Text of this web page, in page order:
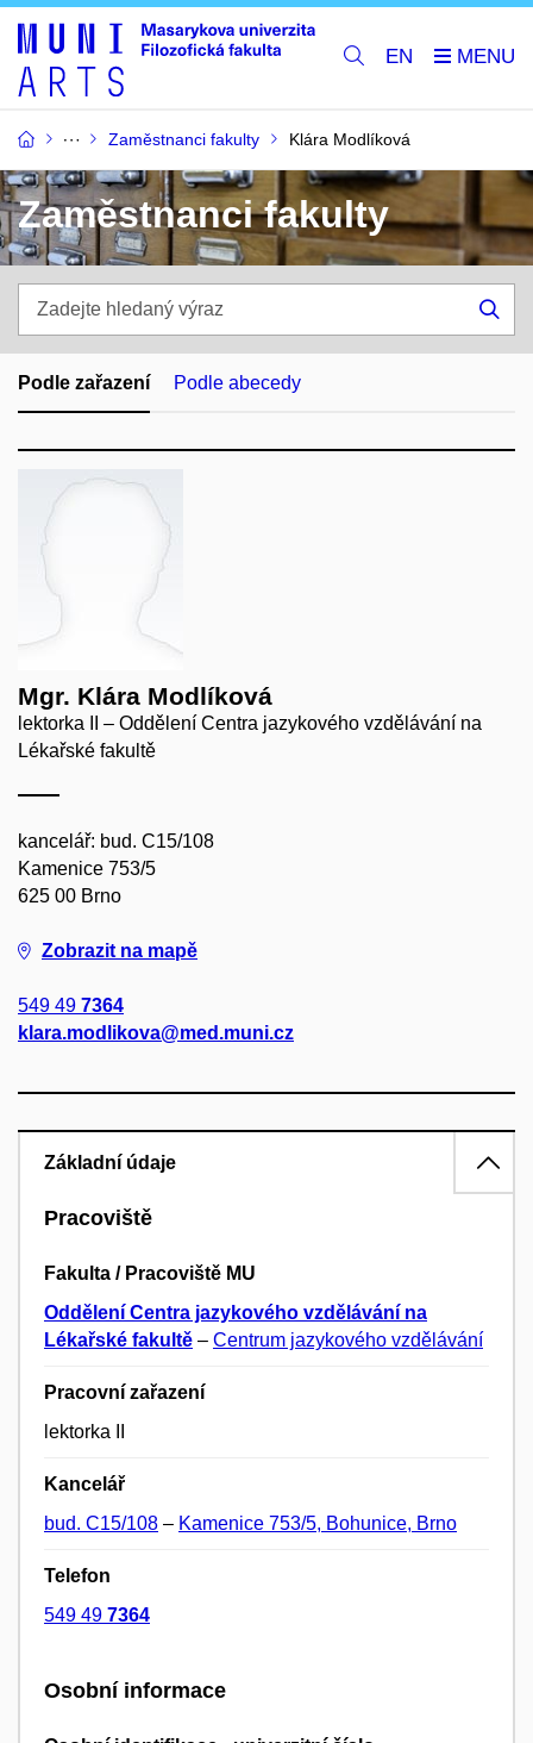
EN
Zaměstnanci fakulty Klára Modlíková
Zaměstnanci fakulty
hledaný
výraz
Podle zařazení Podle abecedy
Mgr. Klára Modlíková
lektorka II – Oddělení Centra jazykového vzdělávání na
Lékařské fakultě
kancelář: bud. C15/108
Kamenice 753/5
625 00 Brno
Zobrazit na mapě
549 49 7364
klara.modlikova@med.muni.cz
Základní údaje
Pracoviště
Fakulta / Pracoviště MU
Oddělení Centra jazykového vzdělávání na
Lékařské fakultě – Centrum jazykového vzdělávání
Pracovní zařazení
lektorka II
Kancelář
bud. C15/108 – Kamenice 753/5, Bohunice, Brno
Telefon
549 49 7364
Osobní informace